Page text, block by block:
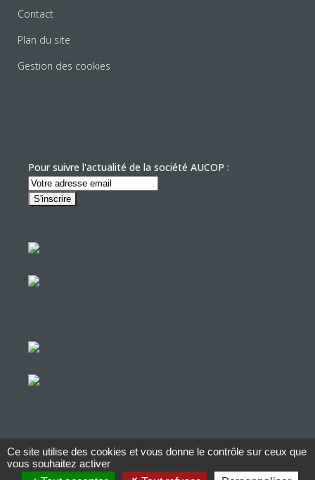
Contact
Plan du site
Gestion des cookies
Pour suivre l'actualité de la société AUCOP :
© Copyright Aucop – 2022
Ce site utilise des cookies et vous donne le contrôle sur ceux que
vous souhaitez activer